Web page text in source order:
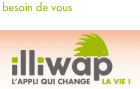
besoin de vous